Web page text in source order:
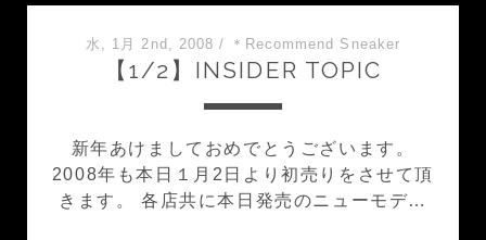
水, 1月 2nd, 2008 / ＊Recommend Sneaker
【1/2】INSIDER TOPIC
新年あけましておめでとうございます。
2008年も本日１月2日より初売りをさせて頂
きます。 各店共に本日発売のニューモデ…